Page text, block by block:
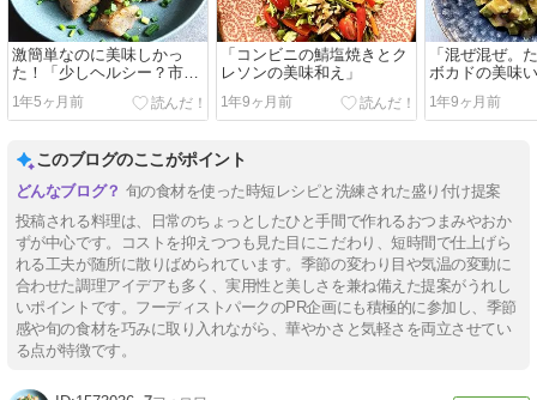
激簡単なのに美味しかっ
た！「少しヘルシー？市販
の明太子パスタソースでこ
んにゃくソテー」
1年5ヶ月前
「コンビニの鯖塩焼きとク
レソンの美味和え」
1年9ヶ月前
「混ぜ混ぜ。
ボカドの美味
1年9ヶ月前
このブログのここがポイント
旬の食材を使った時短レシピと洗練された盛り付け提案
投稿される料理は、日常のちょっとしたひと手間で作れるおつまみやおか
ずが中心です。コストを抑えつつも見た目にこだわり、短時間で仕上げら
れる工夫が随所に散りばめられています。季節の変わり目や気温の変動に
合わせた調理アイデアも多く、実用性と美しさを兼ね備えた提案がうれし
いポイントです。フーディストパークのPR企画にも積極的に参加し、季節
感や旬の食材を巧みに取り入れながら、華やかさと気軽さを両立させてい
る点が特徴です。